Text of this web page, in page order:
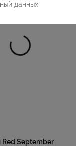
September
данных